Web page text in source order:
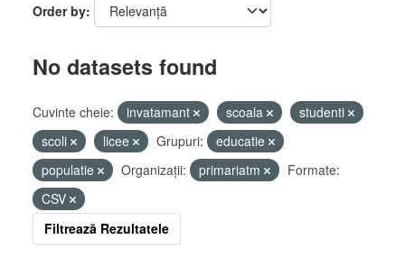
Order by
No datasets found
Cuvinte cheie: invatamant scoala
studenti
scoli
licee Grupuri:
educatie
populatie
Organizații: primariatm
Formate:
CSV
Filtrează Rezultatele